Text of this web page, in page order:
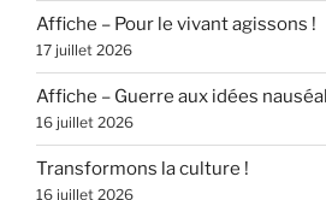
Affiche – Pour le vivant agissons !
17 juillet 2026
Affiche – Guerre aux idées
16 juillet 2026
Transformons la culture !
16 juillet 2026